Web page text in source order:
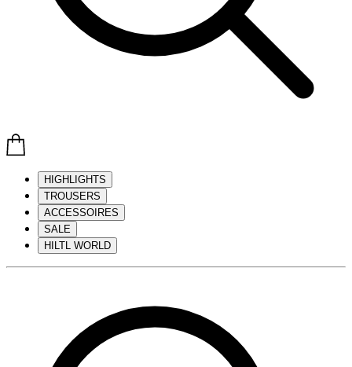
HIGHLIGHTS
TROUSERS
ACCESSOIRES
SALE
HILTL WORLD